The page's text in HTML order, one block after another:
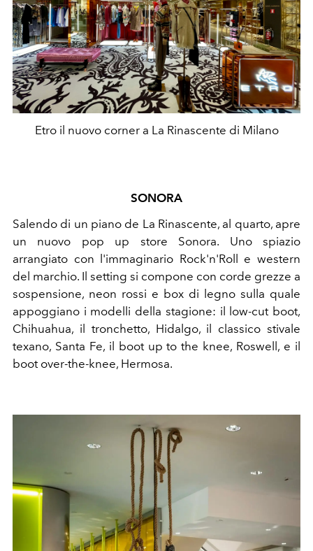
Etro il nuovo corner a La Rinascente di Milano
SONORA
Salendo di un piano de La Rinascente, al quarto, apre
un nuovo pop up store Sonora. Uno spiazio
arrangiato con l'immaginario Rock'n'Roll e western
del marchio. Il setting si compone con corde grezze a
sospensione, neon rossi e box di legno sulla quale
appoggiano i modelli della stagione: il low-cut boot,
Chihuahua, il tronchetto, Hidalgo, il classico stivale
texano, Santa Fe, il boot up to the knee, Roswell, e il
boot over-the-knee, Hermosa.